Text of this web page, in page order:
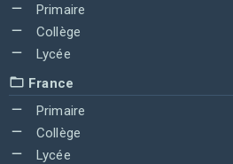
Primaire
Collège
Lycée
France
Primaire
Collège
Lycée